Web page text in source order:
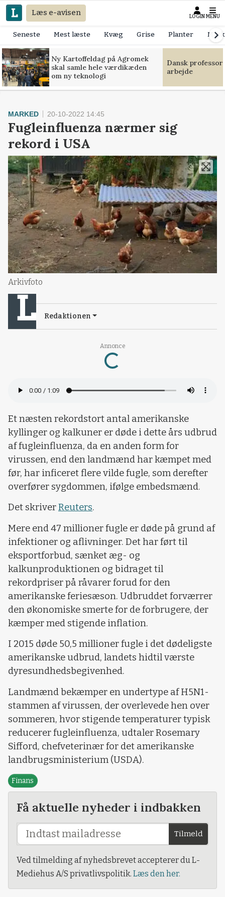
Læs e-avisen LOGIN MENU
Seneste Mest læste Kvæg Grise Planter
Ny Kartoffeldag på Agromek
skal samle hele værdikæden
om ny teknologi
Dansk
arbejde
Annonce
Loading...
MARKED 20-10-2022 14:45
Fugleinfluenza nærmer sig
rekord i USA
Arkivfoto
Redaktionen
Et næsten rekordstort antal amerikanske
kyllinger og kalkuner er døde i dette års udbrud
af fugleinfluenza, da en anden form for
virussen, end den landmænd har kæmpet med
før, har inficeret flere vilde fugle, som derefter
overfører sygdommen, ifølge embedsmænd.
Det skriverReuters.
Mere end 47 millioner fugle er døde på grund af
infektioner og aflivninger. Det har ført til
eksportforbud, sænket æg- og
kalkunproduktionen og bidraget til
rekordpriser på råvarer forud for den
amerikanske feriesæson. Udbruddet forværrer
den økonomiske smerte for de forbrugere, der
kæmper med stigende inflation.
I 2015 døde 50,5 millioner fugle i det dødeligste
amerikanske udbrud, landets hidtil værste
dyresundhedsbegivenhed.
Landmænd bekæmper en undertype af H5N1-
stammen af ​​virussen, der overlevede hen over
sommeren, hvor stigende temperaturer typisk
reducerer fugleinfluenza, udtaler Rosemary
Sifford, chefveterinær for det amerikanske
landbrugsministerium (USDA).
Finans
Få aktuelle nyheder i indbakken
Tilmeld
Ved tilmelding af nyhedsbrevet accepterer du L-
Mediehus A/S privatlivspolitik. Læs den her.